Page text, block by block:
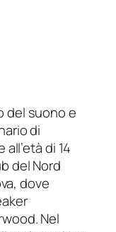
del suono e
di
di 14
del Nord
dove
Nel